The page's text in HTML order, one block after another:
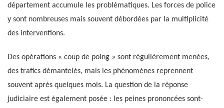
département accumule les problématiques. Les forces de police
y sont nombreuses mais souvent débordées par la multiplicité
des interventions.
Des opérations « coup de poing » sont régulièrement menées,
des trafics démantelés, mais les phénomènes reprennent
souvent après quelques mois. La question de la réponse
judiciaire est également posée : les peines prononcées sont-